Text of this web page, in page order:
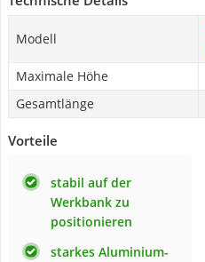
Modell
Maximale Höhe
Gesamtlänge
Vorteile
stabil auf der
Werkbank zu
positionieren
starkes Aluminium-